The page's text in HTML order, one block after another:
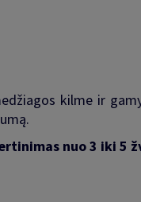
kilme ir
nuo 3 iki 5